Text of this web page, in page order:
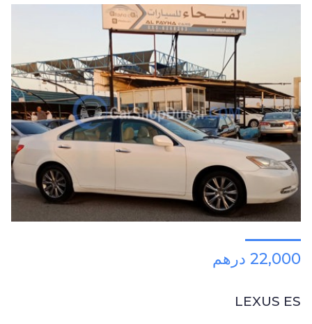
22,000 درهم
LEXUS ES